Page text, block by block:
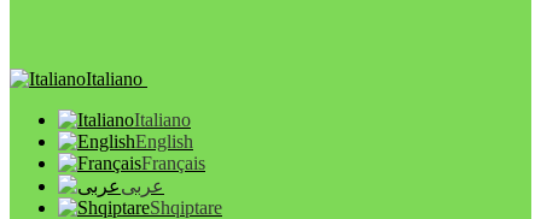
Italiano
Italiano
English
Français
عربى
Shqiptare